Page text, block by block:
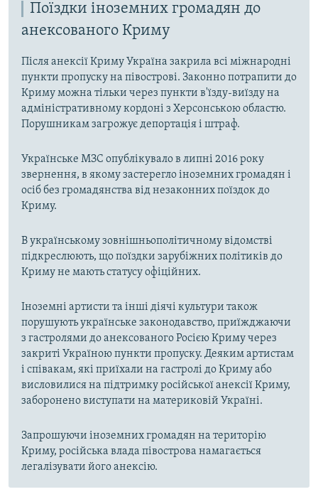
Поїздки іноземних громадян до
анексованого Криму
Після анексії Криму Україна закрила всі міжнародні
пункти пропуску на півострові. Законно потрапити до
Криму можна тільки через пункти в'їзду-виїзду на
адміністративному кордоні з Херсонською областю.
Порушникам загрожує депортація і штраф.
Українське МЗС опублікувало в липні 2016 року
звернення, в якому застерегло іноземних громадян і
осіб без громадянства від незаконних поїздок до
Криму.
В українському зовнішньополітичному відомстві
підкреслюють, що поїздки зарубіжних політиків до
Криму не мають статусу офіційних.
Іноземні артисти та інші діячі культури також
порушують українське законодавство, приїжджаючи
з гастролями до анексованого Росією Криму через
закриті Україною пункти пропуску. Деяким артистам
і співакам, які приїхали на гастролі до Криму або
висловилися на підтримку російської анексії Криму,
заборонено виступати на материковій Україні.
Запрошуючи іноземних громадян на територію
Криму, російська влада півострова намагається
легалізувати його анексію.